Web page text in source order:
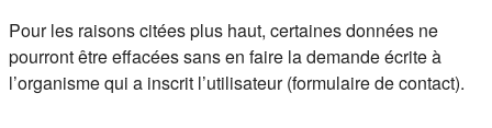
Pour les raisons citées plus haut, certaines données ne
pourront être effacées sans en faire la demande écrite à
l’organisme qui a inscrit l’utilisateur (formulaire de contact).